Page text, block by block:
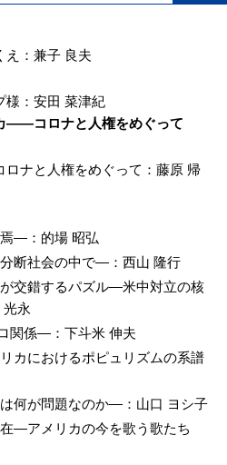
え：兼子 良夫
様：安田 菜津紀
――コロナと人権をめぐって
ナと人権をめぐって：藤原 帰
―：的場 昭弘
断社会の中で―：西山 隆行
が交錯するパズル―米中対立の核
永
関係―：下斗米 伸夫
カにおけるポピュリズムの系譜
は何が問題なのか―：山口 ヨシ子
―アメリカの今を歌う歌たち